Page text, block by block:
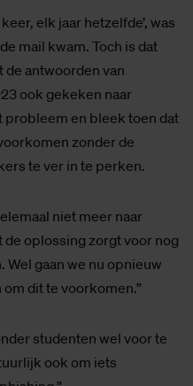
elk jaar hetzelfde’, was
mail kwam. Toch is dat
antwoorden van
ook gekeken naar
en bleek toen dat
zonder de
te ver in te perken.
niet meer naar
oplossing zorgt voor nog
gaan we nu opnieuw
dit te voorkomen.”
studenten wel voor te
ook om iets